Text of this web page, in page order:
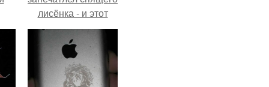
лисёнка - и этот
кадр способен
растопить даже
самое суровое
сердце.